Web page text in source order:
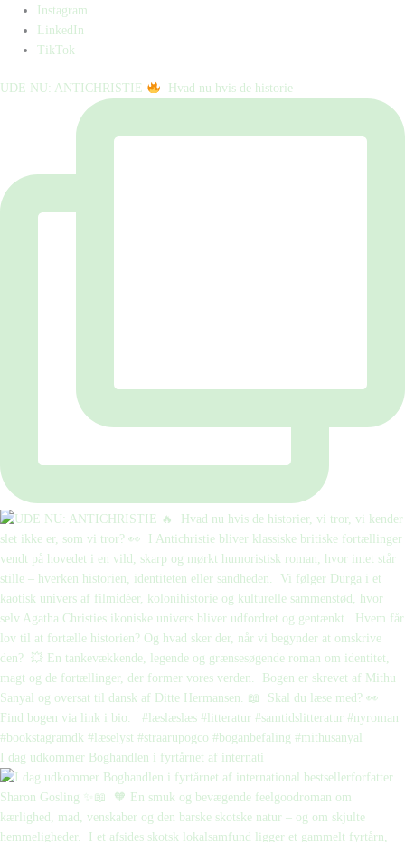
Instagram
LinkedIn
TikTok
UDE NU: ANTICHRISTIE ⁠ ⁠ Hvad nu hvis de historie
I dag udkommer Boghandlen i fyrtårnet af internati